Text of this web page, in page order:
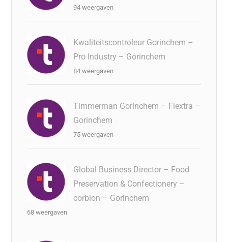
94 weergaven
Kwaliteitscontroleur Gorinchem –
Pro Industry – Gorinchem
84 weergaven
Timmerman Gorinchem – Flextra –
Gorinchem
75 weergaven
Global Business Director – Food
Preservation & Confectionery –
corbion – Gorinchem
68 weergaven